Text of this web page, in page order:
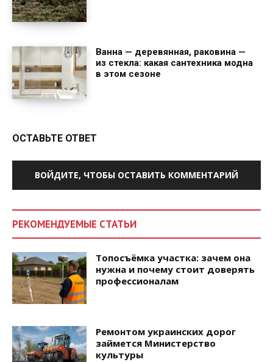
Ванна — деревянная, раковина —
из стекла: какая сантехника модна
в этом сезоне
ОСТАВЬТЕ ОТВЕТ
ВОЙДИТЕ, ЧТОБЫ ОСТАВИТЬ КОММЕНТАРИЙ
РЕКОМЕНДУЕМЫЕ СТАТЬИ
Топосъёмка участка: зачем она
нужна и почему стоит доверять
профессионалам
Ремонтом украинских дорог
займется Министерство
культуры